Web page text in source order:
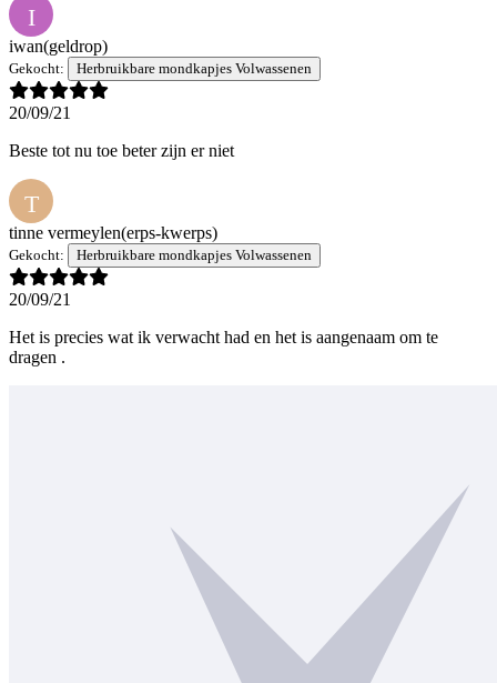
I
iwan(geldrop)
Gekocht: Herbruikbare mondkapjes Volwassenen
20/09/21
Beste tot nu toe beter zijn er niet
T
tinne vermeylen(erps-kwerps)
Gekocht: Herbruikbare mondkapjes Volwassenen
20/09/21
Het is precies wat ik verwacht had en het is aangenaam om te
dragen .